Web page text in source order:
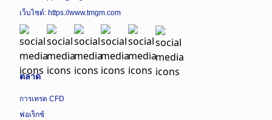
เว็บไซต์: https://www.tmgm.com
ตลาด
การเทรด CFD
ฟอเร็กซ์